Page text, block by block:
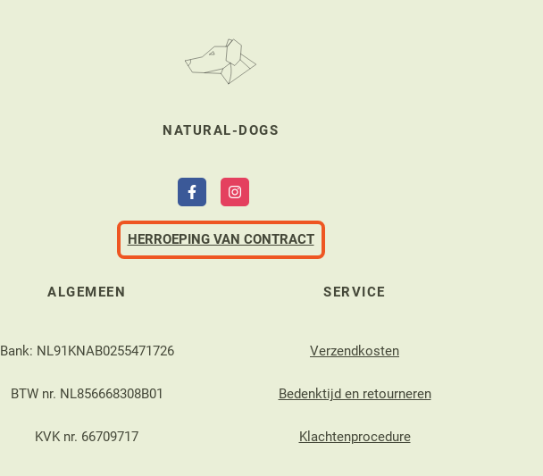
NATURAL-DOGS
HERROEPING VAN CONTRACT
ALGEMEEN
Bank: NL91KNAB0255471726
BTW nr. NL856668308B01
KVK nr. 66709717
SERVICE
Verzendkosten
Bedenktijd en retourneren
Klachtenprocedure